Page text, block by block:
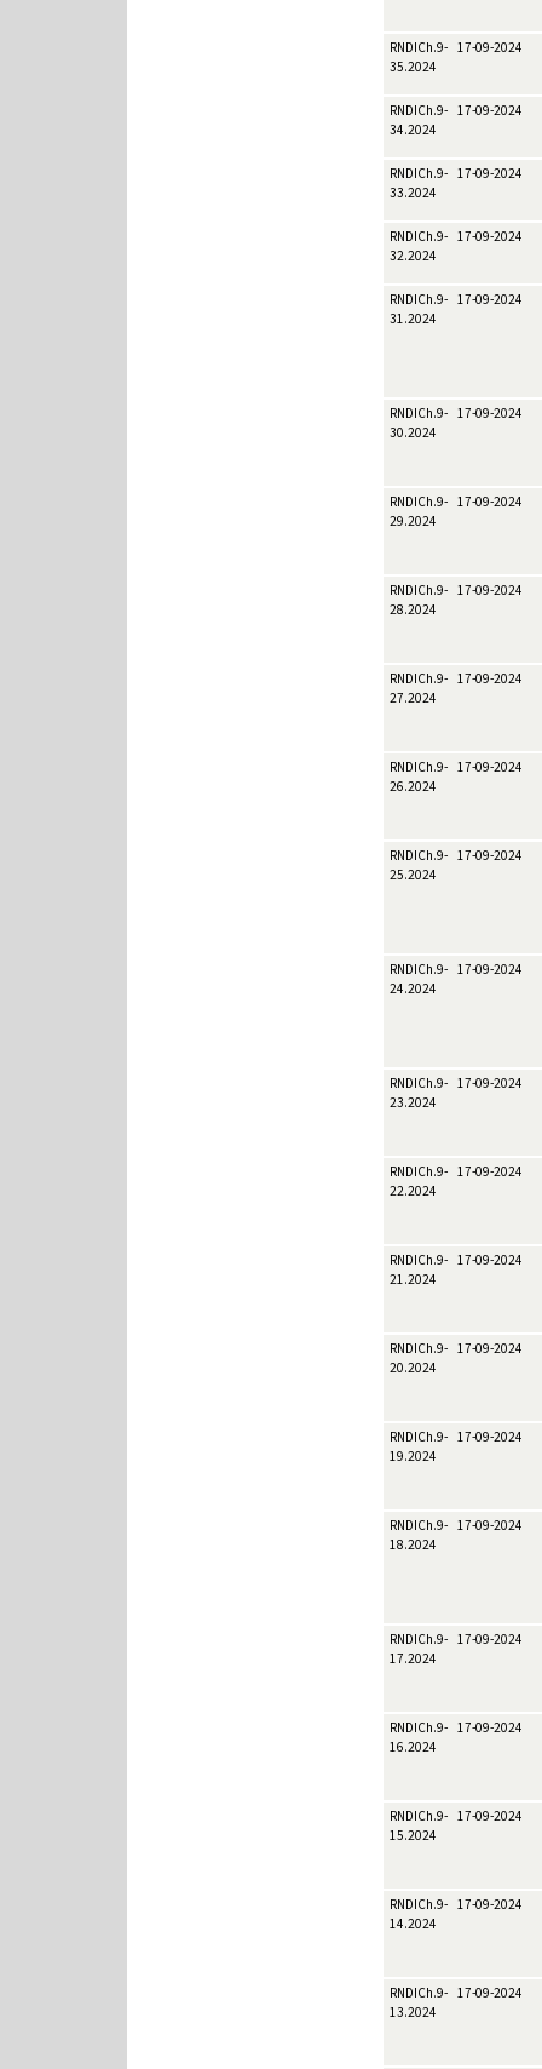
RNDICh.9-
35.2024
17-09-2024
RNDICh.9-
34.2024
17-09-2024
RNDICh.9-
33.2024
17-09-2024
RNDICh.9-
32.2024
17-09-2024
RNDICh.9-
31.2024
17-09-2024
RNDICh.9-
30.2024
17-09-2024
RNDICh.9-
29.2024
17-09-2024
RNDICh.9-
28.2024
17-09-2024
RNDICh.9-
27.2024
17-09-2024
RNDICh.9-
26.2024
17-09-2024
RNDICh.9-
25.2024
17-09-2024
RNDICh.9-
24.2024
17-09-2024
RNDICh.9-
23.2024
17-09-2024
RNDICh.9-
22.2024
17-09-2024
RNDICh.9-
21.2024
17-09-2024
RNDICh.9-
20.2024
17-09-2024
RNDICh.9-
19.2024
17-09-2024
RNDICh.9-
18.2024
17-09-2024
RNDICh.9-
17.2024
17-09-2024
RNDICh.9-
16.2024
17-09-2024
RNDICh.9-
15.2024
17-09-2024
RNDICh.9-
14.2024
17-09-2024
RNDICh.9-
13.2024
17-09-2024